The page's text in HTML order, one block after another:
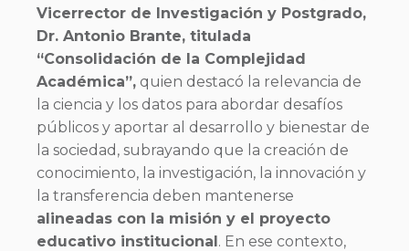
Vicerrector de Investigación y Postgrado,
Dr. Antonio Brante, titulada
“Consolidación de la Complejidad
Académica”, quien destacó la relevancia de
la ciencia y los datos para abordar desafíos
públicos y aportar al desarrollo y bienestar de
la sociedad, subrayando que la creación de
conocimiento, la investigación, la innovación y
la transferencia deben mantenerse
alineadas con la misión y el proyecto
educativo institucional. En ese contexto,